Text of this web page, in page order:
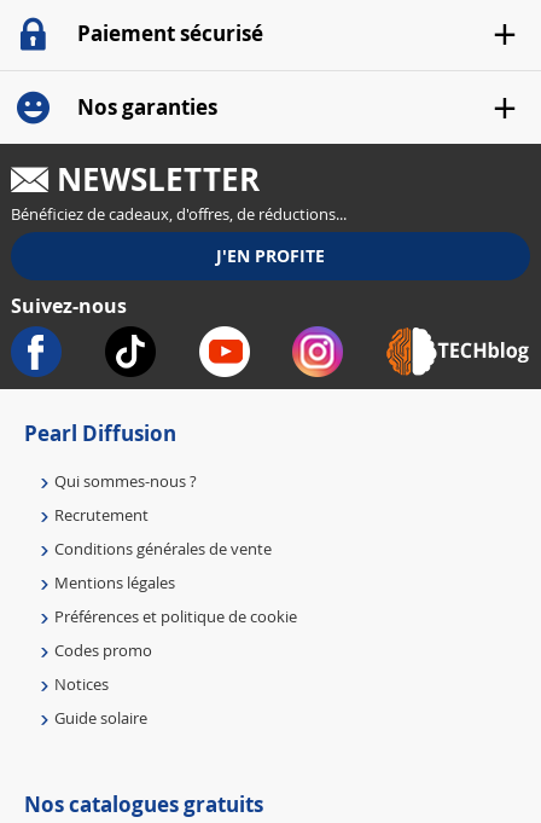
Paiement sécurisé
Nos garanties
NEWSLETTER
Bénéficiez de cadeaux, d'offres, de réductions...
Suivez-nous
Pearl Diffusion
Qui sommes-nous ?
Recrutement
Conditions générales de vente
Mentions légales
Préférences et politique de cookie
Codes promo
Notices
Guide solaire
Nos catalogues gratuits